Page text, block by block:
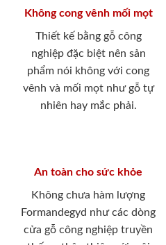
Không cong vênh mối mọt
Thiết kế bằng gỗ công
nghiệp đặc biệt nên sản
phẩm nói không với cong
vênh và mối mọt như gỗ tự
nhiên hay mắc phải.
An toàn cho sức khỏe
Không chưa hàm lượng
Formandegyd như các dòng
cửa gỗ công nghiệp truyền